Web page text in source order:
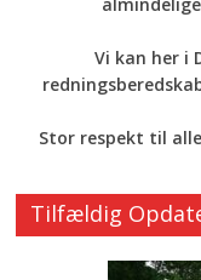
Vi kan her i
Stor respekt til
Tilfældig